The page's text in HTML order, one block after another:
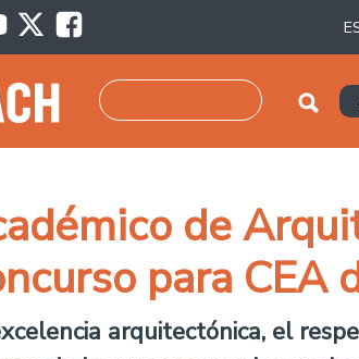
de
para CEA
arquitectónica, el